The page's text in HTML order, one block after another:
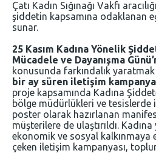
Çatı Kadın Sığınağı Vakfı
şiddetin kapsamına odaklanan
sunar.
25 Kasım Kadına Yönelik
Mücadele ve Dayanışma
konusunda farkındalık
bir ay süren iletişim
proje kapsamında Kadına
bölge müdürlükleri ve tesislerde
poster olarak hazırlanan
müşterilere de ulaştırıldı.
ekonomik ve sosyal
çeken iletişim kampanyası,